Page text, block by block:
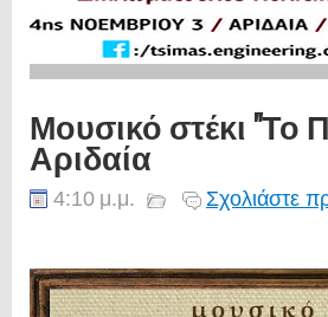
Μουσικό στέκι
Αριδαία
4:10 μ.μ. Σχολιάστε